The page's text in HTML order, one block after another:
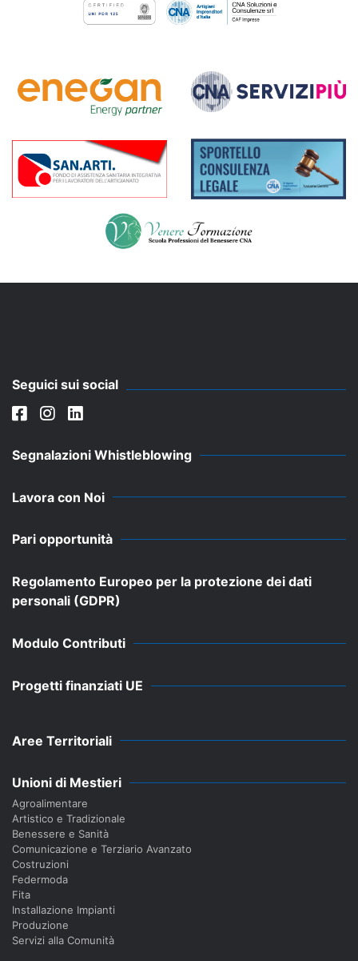
Seguici sui social
Segnalazioni Whistleblowing
Lavora con Noi
Pari opportunità
Regolamento Europeo per la protezione dei dati
personali (GDPR)
Modulo Contributi
Progetti finanziati UE
Aree Territoriali
Unioni di Mestieri
Agroalimentare
Artistico e Tradizionale
Benessere e Sanità
Comunicazione e Terziario Avanzato
Costruzioni
Federmoda
Fita
Installazione Impianti
Produzione
Servizi alla Comunità